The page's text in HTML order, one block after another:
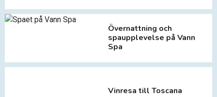
Övernattning och
spaupplevelse på Vann
Spa
Vinresa till Toscana